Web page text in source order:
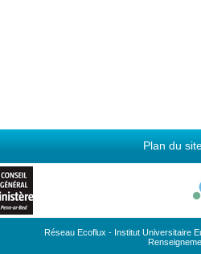
Plan du
Réseau Ecoflux - Institut Universitaire